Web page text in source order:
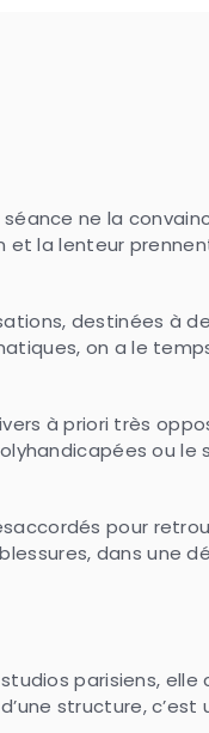
ne la
la lenteur
destinées à
on a le
à priori très
ou le
pour
dans une
parisiens, elle
structure, c’est